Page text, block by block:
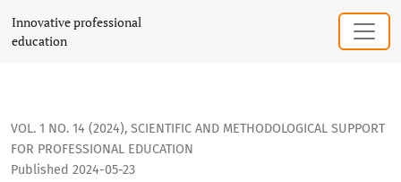
APPLICATION OF INFORMATION AND COMMUNICATION
Innovative professional
education
VOL. 1 NO. 14 (2024), SCIENTIFIC AND METHODOLOGICAL SUPPORT
FOR PROFESSIONAL EDUCATION
Published 2024-05-23